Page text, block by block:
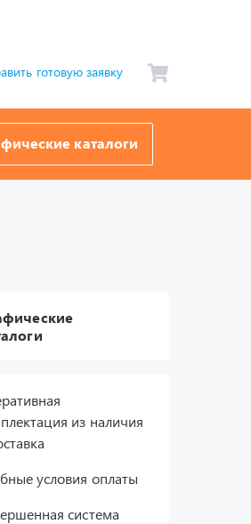
готовую заявку
каталоги
из наличия
условия оплаты
система